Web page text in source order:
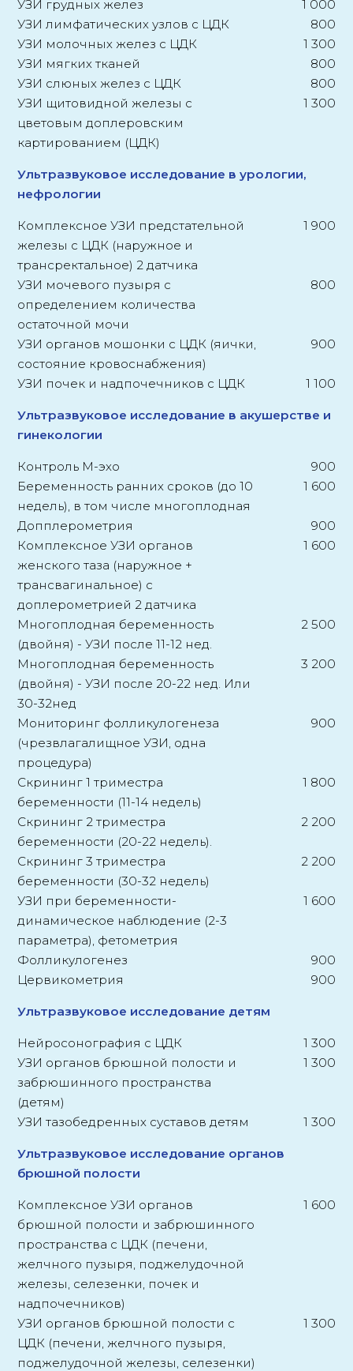
УЗИ грудных желез
1 000
УЗИ лимфатических узлов с ЦДК
800
УЗИ молочных желез с ЦДК
1 300
УЗИ мягких тканей
800
УЗИ слюных желез с ЦДК
800
УЗИ щитовидной железы с
цветовым доплеровским
картированием (ЦДК)
1 300
Ультразвуковое исследование в урологии,
нефрологии
Комплексное УЗИ предстательной
железы с ЦДК (наружное и
трансректальное) 2 датчика
1 900
УЗИ мочевого пузыря с
определением количества
остаточной мочи
800
УЗИ органов мошонки с ЦДК (яички,
состояние кровоснабжения)
900
УЗИ почек и надпочечников с ЦДК 1 100
Ультразвуковое исследование в акушерстве и
гинекологии
Контроль М-эхо
900
Беременность ранних сроков (до 10
недель), в том числе многоплодная
1 600
Допплерометрия
900
Комплексное УЗИ органов
женского таза (наружное +
трансвагинальное) с
доплерометрией 2 датчика
1 600
Многоплодная беременность
(двойня) - УЗИ после 11-12 нед.
2 500
Многоплодная беременность
(двойня) - УЗИ после 20-22 нед. Или
30-32нед
3 200
Мониторинг фолликулогенеза
(чрезвлагалищное УЗИ, одна
процедура)
900
Скрининг 1 триместра
беременности (11-14 недель)
1 800
Скрининг 2 триместра
беременности (20-22 недель).
2 200
Скрининг 3 триместра
беременности (30-32 недель)
2 200
УЗИ при беременности-
динамическое наблюдение (2-3
параметра), фетометрия
1 600
Фолликулогенез
900
Цервикометрия
900
Ультразвуковое исследование детям
Нейросонография с ЦДК
1 300
УЗИ органов брюшной полости и
забрюшинного пространства
(детям)
1 300
УЗИ тазобедренных суставов детям 1 300
Ультразвуковое исследование органов
брюшной полости
Комплексное УЗИ органов
брюшной полости и забрюшинного
пространства с ЦДК (печени,
желчного пузыря, поджелудочной
железы, селезенки, почек и
надпочечников)
1 600
УЗИ органов брюшной полости с
ЦДК (печени, желчного пузыря,
поджелудочной железы, селезенки)
1 300